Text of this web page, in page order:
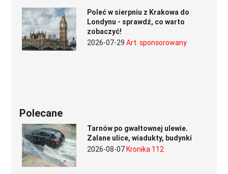
Poleć w sierpniu z Krakowa do
Londynu - sprawdź, co warto
zobaczyć!
2026-07-29 Art. sponsorowany
Polecane
Tarnów po gwałtownej ulewie.
Zalane ulice, wiadukty, budynki
2026-08-07 Kronika 112